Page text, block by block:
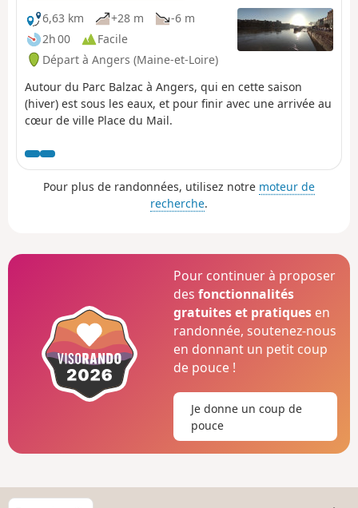
6,63 km
+28 m
-6 m
2h 00
Facile
Départ à Angers (Maine-et-Loire)
Autour du Parc Balzac à Angers, qui en cette saison
(hiver) est sous les eaux, et pour finir avec une arrivée au
cœur de ville Place du Mail.
Pour plus de randonnées, utilisez notre moteur de
recherche.
Pour continuer à proposer
desfonctionnalités
gratuites et pratiques en
randonnée, soutenez-nous
en donnant un petit coup
de pouce !
Je donne un coup de
pouce